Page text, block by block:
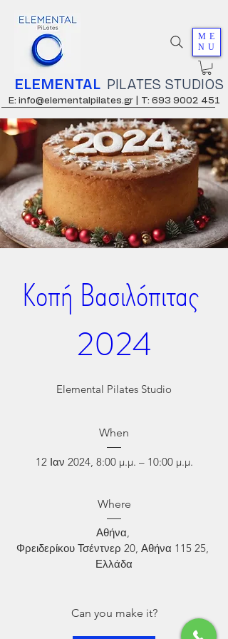
ME
NU
ELEMENTAL PILATES STUDIOS
E: info@elementalpilates.gr | T: 693 9002 451
Κοπή Βασιλόπιτας
2024
Elemental Pilates Studio
When
12 Ιαν 2024, 8:00 μ.μ. – 10:00 μ.μ.
Where
Αθήνα,
Φρειδερίκου Τσέντνερ 20, Αθήνα 115 25,
Ελλάδα
Can you make it?